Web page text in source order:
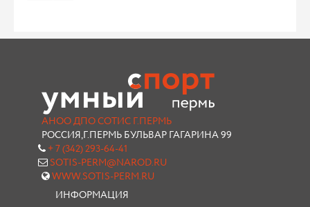
АНОО ДПО СОТИС Г.ПЕРМЬ
РОССИЯ,Г.ПЕРМЬ БУЛЬВАР ГАГАРИНА 99
+ 7 (342) 293-64-41
SOTIS-PERM@NAROD.RU
WWW.SOTIS-PERM.RU
ИНФОРМАЦИЯ